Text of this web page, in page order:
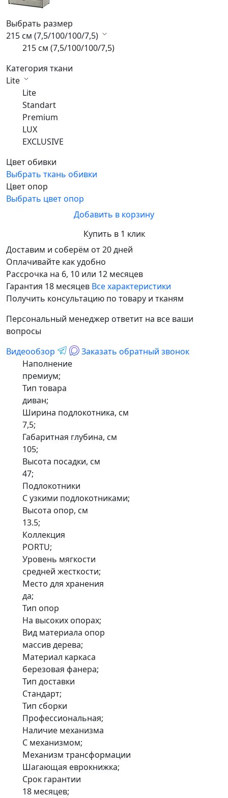
Выбрать размер
215 см (7,5/100/100/7,5)
215 см (7,5/100/100/7,5)
Категория ткани
Lite
Lite
Standart
Premium
LUX
EXCLUSIVE
Цвет обивки
Выбрать ткань обивки
Цвет опор
Выбрать цвет опор
Добавить в корзину
Купить в 1 клик
Доставим и соберём от 20 дней
Оплачивайте как удобно
Рассрочка на 6, 10 или 12 месяцев
Гарантия 18 месяцев Все характеристики
Получить консультацию по товару и тканям
Персональный менеджер ответит на все ваши
вопросы
Видеообзор
Заказать обратный звонок
Наполнение
премиум;
Тип товара
диван;
Ширина подлокотника, см
7,5;
Габаритная глубина, см
105;
Высота посадки, см
47;
Подлокотники
С узкими подлокотниками;
Высота опор, см
13.5;
Коллекция
PORTU;
Уровень мягкости
средней жесткости;
Место для хранения
да;
Тип опор
На высоких опорах;
Вид материала опор
массив дерева;
Материал каркаса
березовая фанера;
Тип доставки
Стандарт;
Тип сборки
Профессиональная;
Наличие механизма
С механизмом;
Механизм трансформации
Шагающая еврокнижка;
Срок гарантии
18 месяцев;